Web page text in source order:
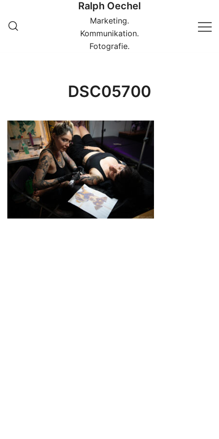
zum
Inhalt
Ralph Oechel
Marketing.
Kommunikation.
Fotografie.
DSC05700